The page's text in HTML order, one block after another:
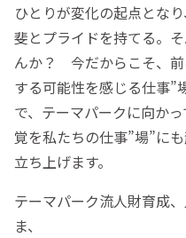
ひとりが変化の起点とな
斐とプライドを持てる。
んか？ 今だからこそ、前
する可能性を感じる仕事”
で、テーマパークに向か
覚を私たちの仕事”場”に
立ち上げます。
テーマパーク流人財育成
ま、